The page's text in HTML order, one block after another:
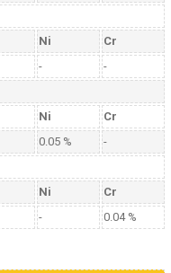
Ni
Cr
-
-
Ni
Cr
0.05 %
-
Ni
Cr
- 0.04 %